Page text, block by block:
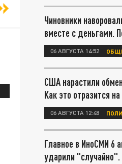
Чиновники
вместе с деньгами.
06 АВГУСТА 14:52
США нарастили
Как это отразится
06 АВГУСТА 12:48
Главное в ИноСМИ 6
ударили